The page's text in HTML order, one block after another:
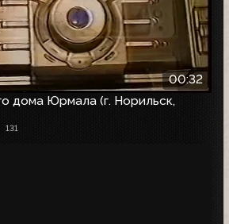
00:32
дома Юрмала (г. Норильск,
131